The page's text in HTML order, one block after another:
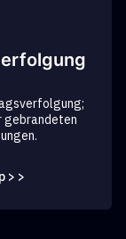
gebrandeten
> >